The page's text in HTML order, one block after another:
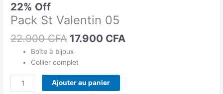
22% Off
Pack St Valentin 05
22.900CFA 17.900 CFA
Boîte à bijoux
Collier complet
Ajouter au panier